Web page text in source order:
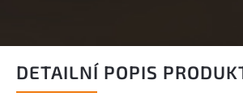
DETAILNÍ POPIS